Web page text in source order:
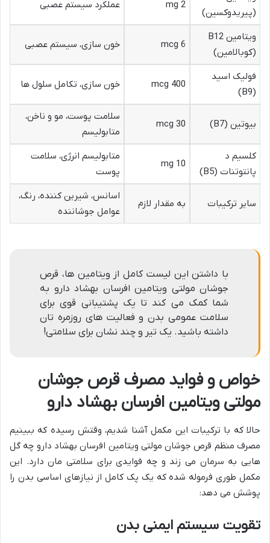
(پیریدوکسین)
2 mg عملکرد سیستم عصبی
ویتامین B12
(کوبالامین)
6 mcg خون سازی، سیستم عصبی
فولیک اسید
(B9)
400 mcg خون سازی، تکامل سلول ها
بیوتین (B7) 30 mcg
سلامت پوست، مو و ناخن،
متابولیسم
کلسیم د
پانتوتنات (B5)
10 mg
متابولیسم انرژی، سلامت
پوست
سایر ترکیبات به مقدار لازم
اسانس، شیرین کننده، رنگ،
عوامل جوشاننده
با داشتن این لیست کامل از ویتامین ها، قرص
جوشان مولتی ویتامین افرسان بهشاد دارو به
شما کمک می کند تا یک پشتیبانی قوی برای
سلامت عمومی بدن و فعالیت های روزمره تان
داشته باشید. یک تیر و چند نشان برای سلامتی!
خواص و فواید مصرف قرص جوشان
مولتی ویتامین افرسان بهشاد دارو
حالا که با ترکیبات این مکمل آشنا شدیم، وقتش رسیده که ببینیم
مصرف منظم قرص جوشان مولتی ویتامین افرسان بهشاد دارو چه گل
هایی به سرمان می زند و چه فوایدی برای سلامتی مان دارد. این
مکمل طوری فرموله شده که یک پک کامل از نیازهای اساسی بدن را
پوشش می دهد:
تقویت سیستم ایمنی بدن